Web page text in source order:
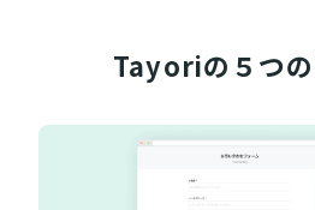
Tayoriの５つの